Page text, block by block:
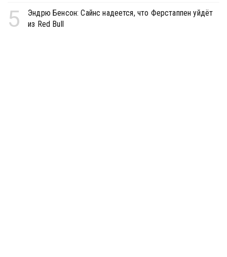
5
Эндрю Бенсон: Сайнс надеется, что Ферстаппен уйдёт
из Red Bull